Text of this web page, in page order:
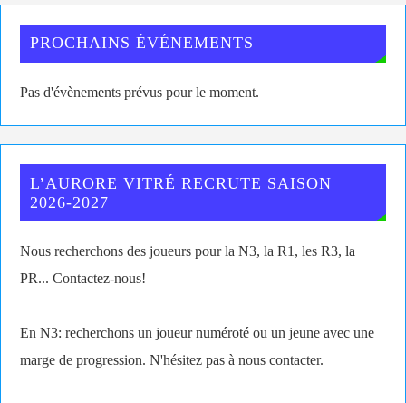
PROCHAINS ÉVÉNEMENTS
Pas d'évènements prévus pour le moment.
L’AURORE VITRÉ RECRUTE SAISON
2026-2027
Nous recherchons des joueurs pour la N3, la R1, les R3, la
PR... Contactez-nous!
En N3: recherchons un joueur numéroté ou un jeune avec une
marge de progression. N'hésitez pas à nous contacter.